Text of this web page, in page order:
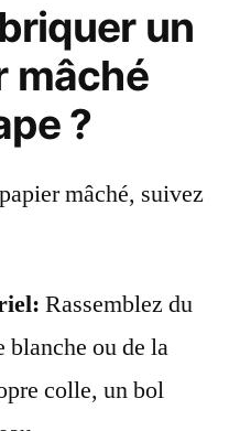
un
mâché
?
mâché, suivez
: Rassemblez du
ou de la
colle, un bol